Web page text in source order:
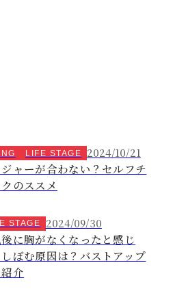
LIFE STAGE 2024/10/21
ャーが合わない？セルフチ
のススメ
STAGE 2024/09/30
に胸がなくなったと感じ
しぼむ原因は？バストアップ
介